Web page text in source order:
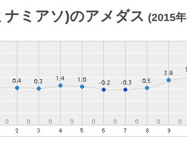
ナミアソ)のアメダス (2015